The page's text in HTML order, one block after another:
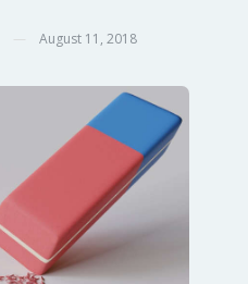
August 11, 2018